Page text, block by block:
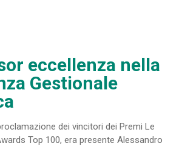
eccellenza nella
Gestionale
dei vincitori dei Premi Le
Top 100, era presente Alessandro